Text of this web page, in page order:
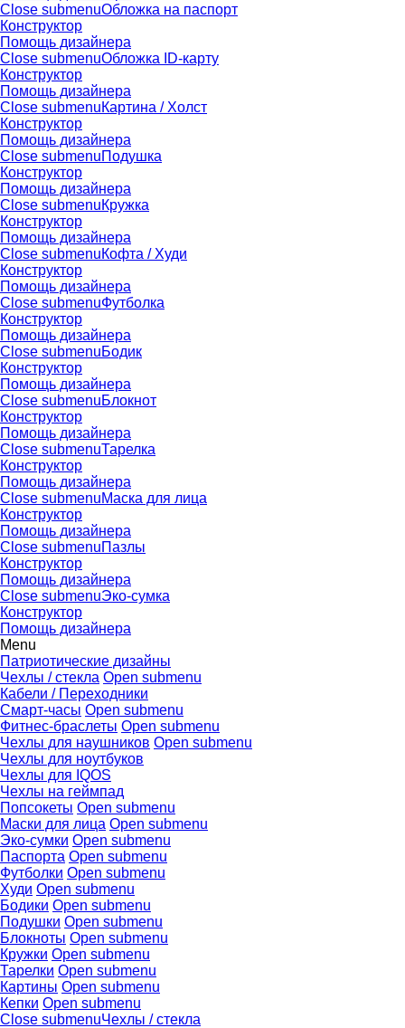
Close submenuОбложка на паспорт
Конструктор
Помощь дизайнера
Close submenuОбложка ID-карту
Конструктор
Помощь дизайнера
Close submenuКартина / Холст
Конструктор
Помощь дизайнера
Close submenuПодушка
Конструктор
Помощь дизайнера
Close submenuКружка
Конструктор
Помощь дизайнера
Close submenuКофта / Худи
Конструктор
Помощь дизайнера
Close submenuФутболка
Конструктор
Помощь дизайнера
Close submenuБодик
Конструктор
Помощь дизайнера
Close submenuБлокнот
Конструктор
Помощь дизайнера
Close submenuТарелка
Конструктор
Помощь дизайнера
Close submenuМаска для лица
Конструктор
Помощь дизайнера
Close submenuПазлы
Конструктор
Помощь дизайнера
Close submenuЭко-сумка
Конструктор
Помощь дизайнера
Menu
Патриотические дизайны
Чехлы / стекла Open submenu
Кабели / Переходники
Смарт-часы Open submenu
Фитнес-браслеты Open submenu
Чехлы для наушников Open submenu
Чехлы для ноутбуков
Чехлы для IQOS
Чехлы на геймпад
Попсокеты Open submenu
Маски для лица Open submenu
Эко-сумки Open submenu
Паспорта Open submenu
Футболки Open submenu
Худи Open submenu
Бодики Open submenu
Подушки Open submenu
Блокноты Open submenu
Кружки Open submenu
Тарелки Open submenu
Картины Open submenu
Кепки Open submenu
Close submenuЧехлы / стекла